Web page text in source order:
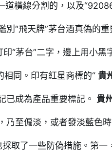
橫線分割的，以及
“飛天牌”茅台酒真偽的
“茅台”二字，邊上用小黑
相同。印有紅星商標的“ 貴
已成為產品重要標記。 貴
乃至偏淡，或者發淡藍色
取了一些防偽措施。第一